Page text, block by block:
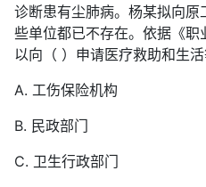
诊断患有尘肺病。杨某拟向
些单位都已不存在。依据《
以向（ ）申请医疗救助和生活
A. 工伤保险机构
B. 民政部门
C. 卫生行政部门